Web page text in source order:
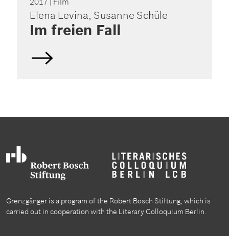
Elena Levina, Susanne Schüle
Im freien Fall
Grenzgänger is a program of the Robert Bosch Stiftung, which is
carried out in cooperation with the Literary Colloquium Berlin.